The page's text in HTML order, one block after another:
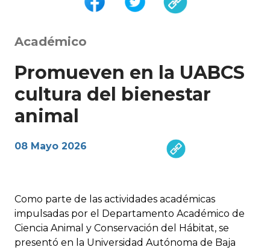
Académico
Promueven en la UABCS
cultura del bienestar
animal
08 Mayo 2026
Como parte de las actividades académicas
impulsadas por el Departamento Académico de
Ciencia Animal y Conservación del Hábitat, se
presentó en la Universidad Autónoma de Baja